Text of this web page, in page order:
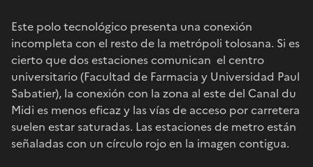
Este polo tecnológico presenta una conexión
incompleta con el resto de la metrópoli tolosana. Si es
cierto que dos estaciones comunican el centro
universitario (Facultad de Farmacia y Universidad Paul
Sabatier), la conexión con la zona al este del Canal du
Midi es menos eficaz y las vías de acceso por carretera
suelen estar saturadas. Las estaciones de metro están
señaladas con un círculo rojo en la imagen contigua.